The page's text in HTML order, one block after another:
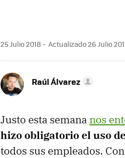
25 Julio 2018 Actualizado 26 Julio
Raúl Álvarez
Justo esta semana nos
hizo obligatorio el uso
todos sus empleados.